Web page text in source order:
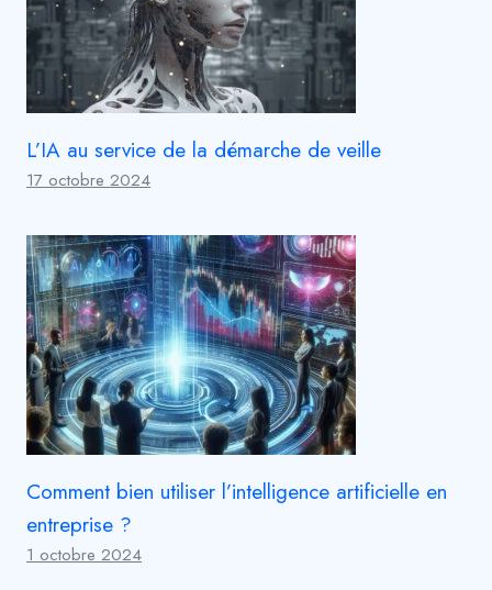
L’IA au service de la démarche de veille
17 octobre 2024
Comment bien utiliser l’intelligence artificielle en
entreprise ?
1 octobre 2024